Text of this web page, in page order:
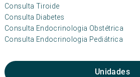
Consulta Tiroide
Consulta Diabetes
Consulta Endocrinologia Obstétrica
Consulta Endocrinologia Pediátrica
Unidades